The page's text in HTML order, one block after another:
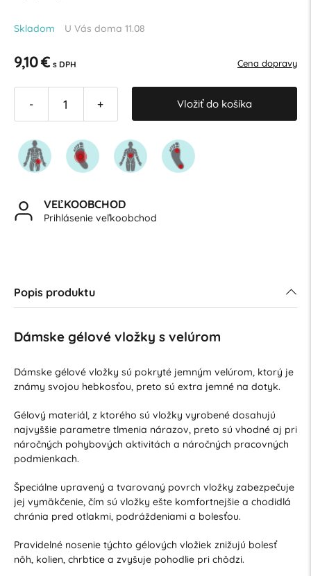
Skladom U Vás doma 11.08
9,10 € s DPH Cena dopravy
- + Vložiť do košíka
VEĽKOOBCHOD
Prihlásenie veľkoobchod
Popis produktu
Dámske gélové vložky s velúrom
Dámske gélové vložky sú pokryté jemným velúrom, ktorý je
známy svojou hebkosťou, preto sú extra jemné na dotyk.
Gélový materiál, z ktorého sú vložky vyrobené dosahujú
najvyššie parametre tlmenia nárazov, preto sú vhodné aj pri
náročných pohybových aktivitách a náročných pracovných
podmienkach.
Špeciálne upravený a tvarovaný povrch vložky zabezpečuje
jej vymäkčenie, čím sú vložky ešte komfortnejšie a chodidlá
chránia pred otlakmi, podráždeniami a bolesťou.
Pravidelné nosenie týchto gélových vložiek znižujú bolesť
nôh, kolien, chrbtice a zvyšuje pohodlie pri chôdzi.